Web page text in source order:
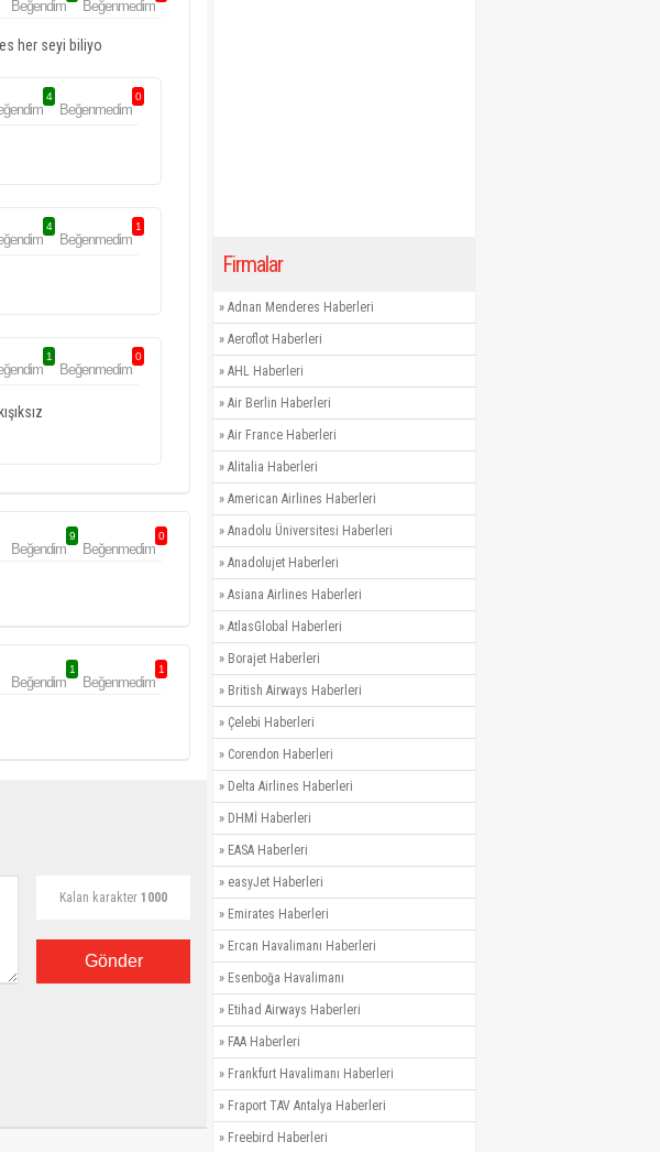
Beğendim Beğenmedim
her seyi biliyo
4
Beğenmedim
0
4
Beğenmedim
1
1
Beğenmedim
0
Beğendim
9
Beğenmedim
0
Beğendim
1
Beğenmedim
1
Kalan karakter 1000
Gönder
Firmalar
» Adnan Menderes Haberleri
» Aeroflot Haberleri
» AHL Haberleri
» Air Berlin Haberleri
» Air France Haberleri
» Alitalia Haberleri
» American Airlines Haberleri
» Anadolu Üniversitesi Haberleri
» Anadolujet Haberleri
» Asiana Airlines Haberleri
» AtlasGlobal Haberleri
» Borajet Haberleri
» British Airways Haberleri
» Çelebi Haberleri
» Corendon Haberleri
» Delta Airlines Haberleri
» DHMİ Haberleri
» EASA Haberleri
» easyJet Haberleri
» Emirates Haberleri
» Ercan Havalimanı Haberleri
» Esenboğa Havalimanı
» Etihad Airways Haberleri
» FAA Haberleri
» Frankfurt Havalimanı Haberleri
» Fraport TAV Antalya Haberleri
» Freebird Haberleri